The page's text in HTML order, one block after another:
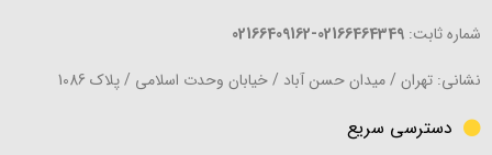
شماره ثابت: 02166464349-02166409162
نشانی: تهران / میدان حسن آباد / خیابان وحدت اسلامی / پلاک 1086
دسترسی سریع